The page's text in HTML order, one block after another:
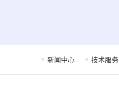
新闻中心 技术服务